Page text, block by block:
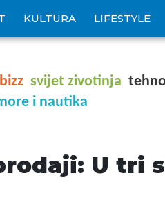
KULTURA LIFESTYLE
svijet zivotinja
i nautika
U tri